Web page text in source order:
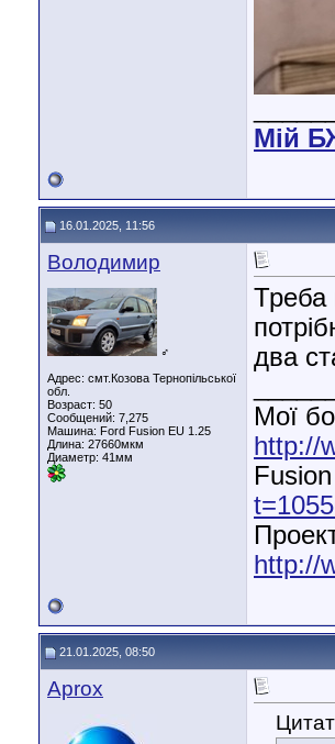
Мiй
16.01.2025, 11:56
Володимир
♂
Адрес: смт.Козова Тернопільської
обл.
Возраст: 50
Сообщений: 7,275
Машина: Ford Fusion EU 1.25
Длина: 27660мкм
Диаметр: 41мм
Треба
два
Мої
http://
http://
21.01.2025, 08:50
Aprox